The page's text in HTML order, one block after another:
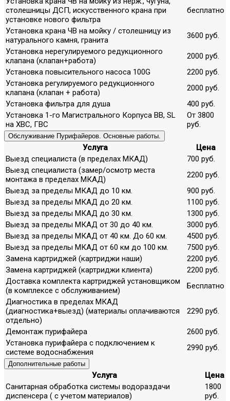
столешницы ДСП, искусственного крана при
установке нового фильтра
бесплатно
Установка крана ЧВ на мойку / столешницу из
натурального камня, гранита
3600 руб.
Установка нерегулируемого редукционного
клапана (клапан+работа)
2000 руб.
Установка повысительного насоса 100G
2200 руб.
Установка регулируемого редукционного
клапана (клапан + работа)
2000 руб.
Установка фильтра для душа
400 руб.
Установка 1-го Магистрального Корпуса ВВ, SL
на ХВС, ГВС
От 3800
руб.
Обслуживание Пурифайеров. Основные работы.
Услуга
Цена
Выезд специалиста (в пределах МКАД)
700 руб.
Выезд специалиста (замер/осмотр места
монтажа в пределах МКАД)
2200 руб.
Выезд за пределы МКАД до 10 км.
900 руб.
Выезд за пределы МКАД до 20 км.
1100 руб.
Выезд за пределы МКАД до 30 км.
1300 руб.
Выезд за пределы МКАД от 30 до 40 км.
3000 руб.
Выезд за пределы МКАД от 40 км. До 60 км.
4500 руб.
Выезд за пределы МКАД от 60 км до 100 км.
7500 руб.
Замена картриджей (картриджи наши)
2200 руб.
Замена картриджей (картриджи клиента)
2200 руб.
Доставка комплекта картриджей установщиком
(в комплексе с обслуживанием)
Бесплатно
Диагностика в пределах МКАД
(диагностика+выезд) (материалы оплачиваются
отдельно)
2290 руб.
Демонтаж пурифайера
2600 руб.
Установка пурифайера с подключением к
системе водоснабжения
2990 руб.
Дополнительные работы
Услуга
Цена
Санитарная обработка системы водораздачи
диспенсера ( с учетом материалов)
1800
руб.